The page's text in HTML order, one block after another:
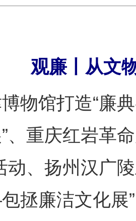
观廉丨从文
馆打造“廉
、重庆红岩革
动、扬州汉广
拯廉洁文化展